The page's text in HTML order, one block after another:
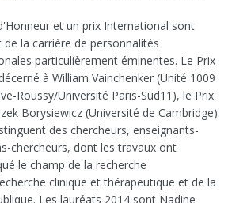
et un prix International sont
la carrière de personnalités
particulièrement éminentes. Le Prix
à William Vainchenker (Unité 1009
Roussy/Université Paris-Sud11), le Prix
Borysiewicz (Université de Cambridge).
des chercheurs, enseignants-
chercheurs, dont les travaux ont
le champ de la recherche
clinique et thérapeutique et de la
Les lauréats 2014 sont Nadine